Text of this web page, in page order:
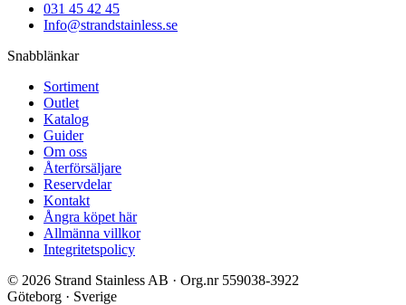
031 45 42 45
Info@strandstainless.se
Snabblänkar
Sortiment
Outlet
Katalog
Guider
Om oss
Återförsäljare
Reservdelar
Kontakt
Ångra köpet här
Allmänna villkor
Integritetspolicy
© 2026 Strand Stainless AB · Org.nr 559038-3922
Göteborg · Sverige